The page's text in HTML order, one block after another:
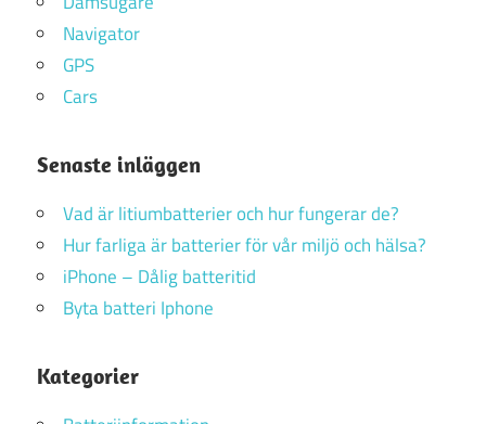
Navigator
GPS
Cars
Senaste inläggen
Vad är litiumbatterier och hur fungerar de?
Hur farliga är batterier för vår miljö och hälsa?
iPhone – Dålig batteritid
Byta batteri Iphone
Kategorier